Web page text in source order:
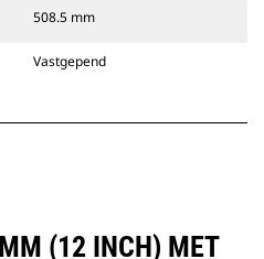
508.5 mm
Vastgepend
(12 INCH) MET